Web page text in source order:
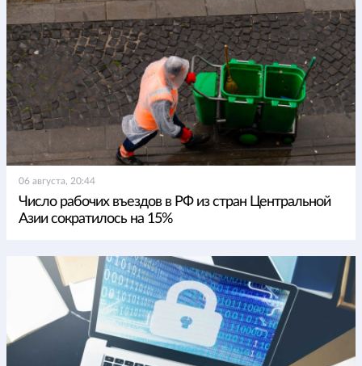
06 августа, 20:44
Число рабочих въездов в РФ из стран Центральной
Азии сократилось на 15%